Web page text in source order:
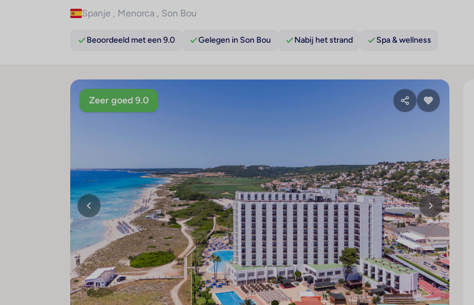
Spanje , Menorca , Son Bou
Beoordeeld met een 9.0 Gelegen in Son Bou Nabij het strand Spa & wellness
Zeer goed 9.0